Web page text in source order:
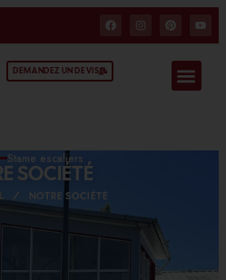
DEMANDEZ UN DEVIS
Stame escaliers
SOCIÉTÉ
/ NOTRE SOCIÉTÉ